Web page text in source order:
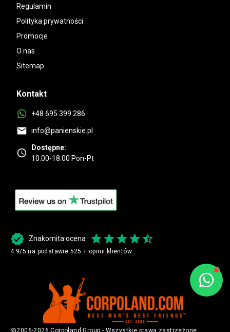
Regulamin
Polityka prywatności
Promocje
O nas
Sitemap
Kontakt
+48 695 399 286
info@panienskie.pl
Dostępne:
10:00-18:00 Pon-Pt
Znakomita ocena
4.9/5 na podstawie 525 + opinii klientów
@2006-2026 Corpoland Group - Wszystkie prawa zastrzeżone.